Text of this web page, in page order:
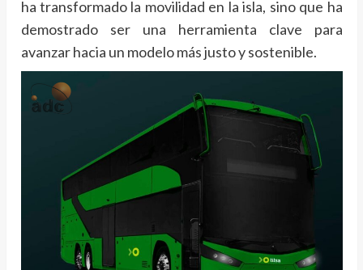
ha transformado la movilidad en la isla, sino que ha
demostrado ser una herramienta clave para
avanzar hacia un modelo más justo y sostenible.